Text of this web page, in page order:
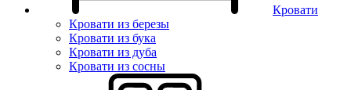
Кровати
Кровати из березы
Кровати из бука
Кровати из дуба
Кровати из сосны